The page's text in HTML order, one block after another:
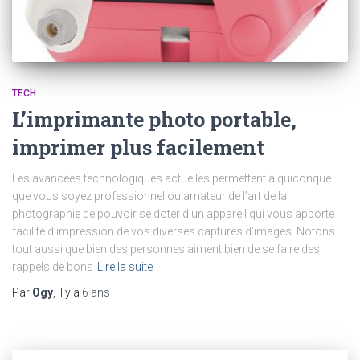
TECH
L’imprimante photo portable,
imprimer plus facilement
Les avancées technologiques actuelles permettent à quiconque
que vous soyez professionnel ou amateur de l’art de la
photographie de pouvoir se doter d’un appareil qui vous apporte
facilité d’impression de vos diverses captures d’images. Notons
tout aussi que bien des personnes aiment bien de se faire des
rappels de bons
Lire la suite
Par Ogy , il y a 6 ans